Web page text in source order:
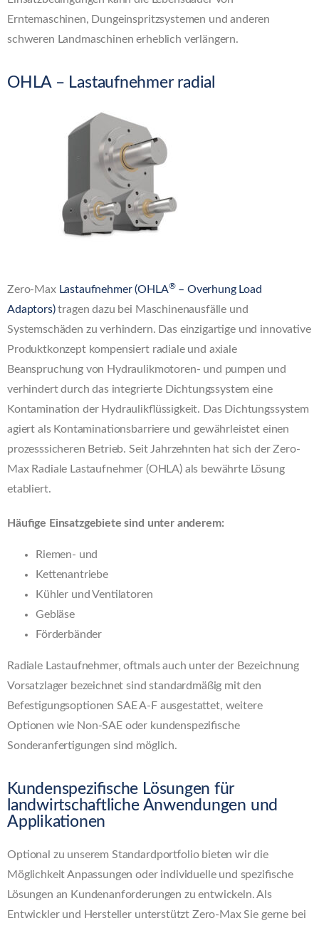
Erntemaschinen, Dungeinspritzsystemen und anderen
schweren Landmaschinen erheblich verlängern.
OHLA – Lastaufnehmer radial
Zero-Max Lastaufnehmer (OHLA®– Overhung Load
Adaptors)tragen dazu bei Maschinenausfälle und
Systemschäden zu verhindern. Das einzigartige und innovative
Produktkonzept kompensiert radiale und axiale
Beanspruchung von Hydraulikmotoren- und pumpen und
verhindert durch das integrierte Dichtungssystem eine
Kontamination der Hydraulikflüssigkeit. Das Dichtungssystem
agiert als Kontaminationsbarriere und gewährleistet einen
prozesssicheren Betrieb. Seit Jahrzehnten hat sich der Zero-
Max Radiale Lastaufnehmer (OHLA) als bewährte Lösung
etabliert.
Häufige Einsatzgebiete sind unter anderem:
Riemen- und
Kettenantriebe
Kühler und Ventilatoren
Gebläse
Förderbänder
Radiale Lastaufnehmer, oftmals auch unter der Bezeichnung
Vorsatzlager bezeichnet sind standardmäßig mit den
Befestigungsoptionen SAE A-F ausgestattet, weitere
Optionen wie Non-SAE oder kundenspezifische
Sonderanfertigungen sind möglich.
Kundenspezifische Lösungen für
landwirtschaftliche Anwendungen und
Applikationen
Optional zu unserem Standardportfolio bieten wir die
Möglichkeit Anpassungen oder individuelle und spezifische
Lösungen an Kundenanforderungen zu entwickeln. Als
Entwickler und Hersteller unterstützt Zero-Max Sie gerne bei